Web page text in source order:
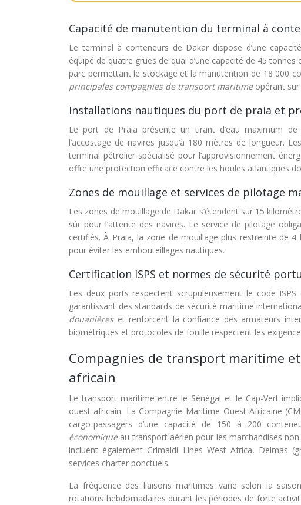
Capacité de manutention du terminal à
Le terminal à conteneurs de Dakar dispose d’une
équipé de quatre grues de quai d’une capacité de 45
parc permettant le stockage et la manutention de 18 000
principales compagnies de transport maritime opérant
Installations nautiques du port de praia et
Le port de Praia présente un tirant d’eau maximum
l’accostage de navires jusqu’à 180 mètres de longueur.
terminal pétrolier spécialisé pour l’approvisionnement
offre une protection efficace contre les houles atlantiques
Zones de mouillage et services de pilotage
Les zones de mouillage de Dakar s’étendent sur 15
sûr pour l’attente des navires. Le service de pilotage
certifiés. À Praia, la zone de mouillage plus restreinte de
pour éviter les embouteillages nautiques.
Certification ISPS et normes de sécurité
Les deux ports respectent scrupuleusement le code
garantissant des standards de sécurité maritime
douanières et renforcent la confiance des armateurs
biométriques et protocoles de fouille respectent les
Compagnies de transport maritime
africain
Le transport maritime entre le Sénégal et le Cap-Vert
ouest-africain. La Compagnie Maritime Ouest-Africaine
cargo-passagers d’une capacité de 150 à 200
économique au transport aérien pour les marchandises
incluent également Grimaldi Lines West Africa, Delmas
services charter ponctuels.
La fréquence des liaisons maritimes varie selon la
rotations hebdomadaires durant les périodes de forte